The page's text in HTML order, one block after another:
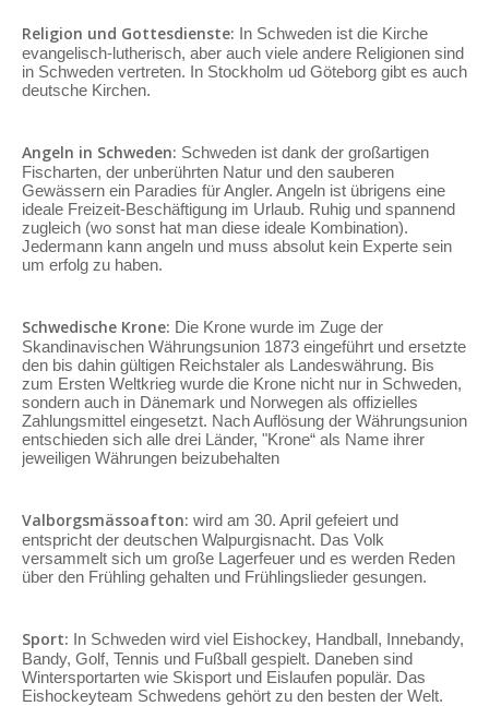
Religion und Gottesdienste: In Schweden ist die Kirche
evangelisch-lutherisch, aber auch viele andere Religionen sind
in Schweden vertreten. In Stockholm ud Göteborg gibt es auch
deutsche Kirchen.
Angeln in Schweden: Schweden ist dank der großartigen
Fischarten, der unberührten Natur und den sauberen
Gewässern ein Paradies für Angler. Angeln ist übrigens eine
ideale Freizeit-Beschäftigung im Urlaub. Ruhig und spannend
zugleich (wo sonst hat man diese ideale Kombination).
Jedermann kann angeln und muss absolut kein Experte sein
um erfolg zu haben.
Schwedische Krone: Die Krone wurde im Zuge der
Skandinavischen Währungsunion 1873 eingeführt und ersetzte
den bis dahin gültigen Reichstaler als Landeswährung. Bis
zum Ersten Weltkrieg wurde die Krone nicht nur in Schweden,
sondern auch in Dänemark und Norwegen als offizielles
Zahlungsmittel eingesetzt. Nach Auflösung der Währungsunion
entschieden sich alle drei Länder, "Krone“ als Name ihrer
jeweiligen Währungen beizubehalten
Valborgsmässoafton: wird am 30. April gefeiert und
entspricht der deutschen Walpurgisnacht. Das Volk
versammelt sich um große Lagerfeuer und es werden Reden
über den Frühling gehalten und Frühlingslieder gesungen.
Sport: In Schweden wird viel Eishockey, Handball, Innebandy,
Bandy, Golf, Tennis und Fußball gespielt. Daneben sind
Wintersportarten wie Skisport und Eislaufen populär. Das
Eishockeyteam Schwedens gehört zu den besten der Welt.